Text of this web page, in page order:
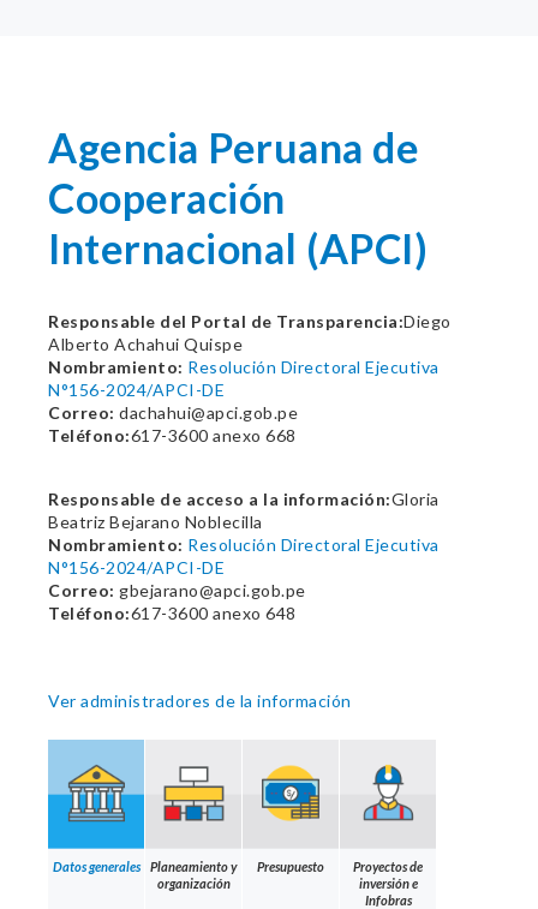
Agencia Peruana de
Cooperación
Internacional (APCI)
Responsable del Portal de Transparencia:Diego
Alberto Achahui Quispe
Nombramiento: Resolución Directoral Ejecutiva
N°156-2024/APCI-DE
Correo: dachahui@apci.gob.pe
Teléfono:617-3600 anexo 668
Responsable de acceso a la información:Gloria
Beatriz Bejarano Noblecilla
Nombramiento: Resolución Directoral Ejecutiva
N°156-2024/APCI-DE
Correo: gbejarano@apci.gob.pe
Teléfono:617-3600 anexo 648
Ver administradores de la información
Datos generales
Planeamiento y
organización
Presupuesto
Proyectos de
inversión e
Infobras